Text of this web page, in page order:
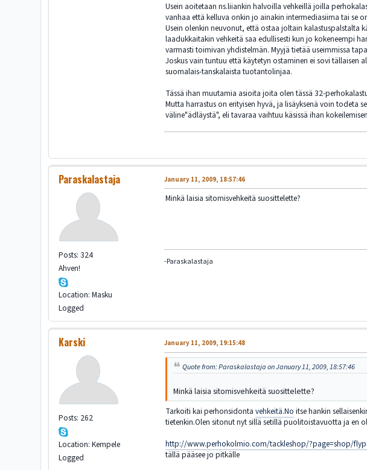
Usein aoitetaan ns.liiankin halvoilla vehkeillä joilla
vanhaa että kelluva onkin jo ainakin intermediasiima tai se
Usein olenkin neuvonut, että ostaa joltain kalastuspalstalta
laadukkaitakin vehkeitä saa edullisesti kun jo kokeneempi
varmasti toimivan yhdistelmän. Myyjä tietää useimmissa
Joskus vain tuntuu että käytetyn ostaminen ei sovi
suomalais-tanskalaista tuotantolinjaa.
Tässä ihan muutamia asioita joita olen tässä 32-
Mutta harrastus on erityisen hyvä, ja lisäyksenä voin
väline"ädläystä", eli tavaraa vaihtuu käsissä ihan
Paraskalastaja
Posts: 324
Ahven!
Location: Masku
Logged
January 11, 2009, 18:57:46
Minkä laisia sitomisvehkeitä suosittelette?
-Paraskalastaja
Karski
Posts: 262
Location: Kempele
Logged
January 11, 2009, 19:15:48
Quote from: Paraskalastaja on January 11, 2009, 18:57:46
Minkä laisia sitomisvehkeitä suosittelette?
Tarkoiti kai perhonsidontavehkeitä.No itse hankin
tietenkin.Olen sitonut nyt sillä setillä puolitoistavuotta ja en
http://www.perhokolmio.com/tackleshop/?page=shop/
tällä pääsee jo pitkälle